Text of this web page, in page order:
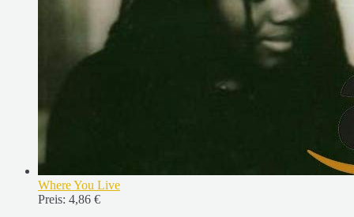
Where You Live
Preis: 4,86 €